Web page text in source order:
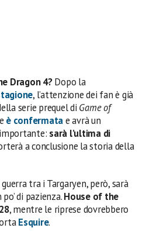
Dragon 4?Dopo la
, l’attenzione dei fan è già
serie prequel di Game of
è confermatae avrà un
sarà l’ultima di
a conclusione la storia della
tra i Targaryen, però, sarà
di pazienza.House of the
, mentre le riprese dovrebbero
Esquire.